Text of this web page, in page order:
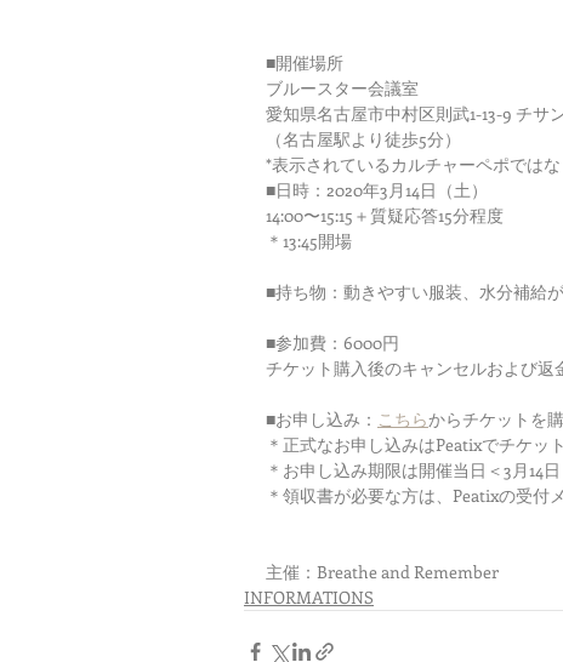
■開催場所
ブルースター会議室
愛知県名古屋市中村区則武1-13-9 チサ
（名古屋駅より徒歩5分）
*表示されているカルチャーペポではな
■日時：2020年3月14日（土）
14:00〜15:15＋質疑応答15分程度
＊13:45開場
■持ち物：動きやすい服装、水分補給
■参加費：6000円
チケット購入後のキャンセルおよび返
■お申し込み： こちらからチケットを
＊正式なお申し込みはPeatixでチケッ
＊お申し込み期限は開催当日＜3月14日
＊領収書が必要な方は、Peatixの受付
主催：Breathe and Remember
INFORMATIONS